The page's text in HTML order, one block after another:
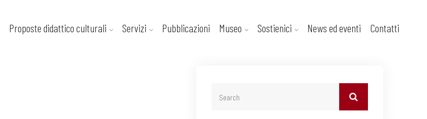
Proposte didattico culturali Servizi Pubblicazioni Museo Sostienici News ed eventi Contatti